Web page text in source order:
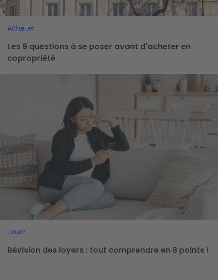
Acheter
Les 8 questions à se poser avant d'acheter en
copropriété
Louer
Révision des loyers : tout comprendre en 8 points !